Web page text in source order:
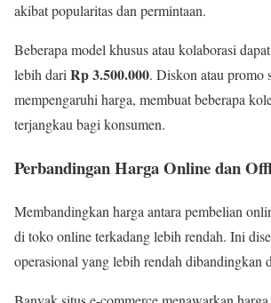
akibat popularitas dan permintaan.
Beberapa model khusus atau kolaborasi
lebih dari Rp 3.500.000. Diskon atau promo
mempengaruhi harga, membuat beberapa
terjangkau bagi konsumen.
Perbandingan Harga Online dan
Membandingkan harga antara pembelian
di toko online terkadang lebih rendah. Ini
operasional yang lebih rendah dibandingkan